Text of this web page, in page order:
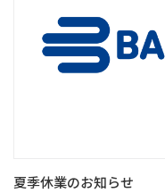
夏季休業のお知らせ